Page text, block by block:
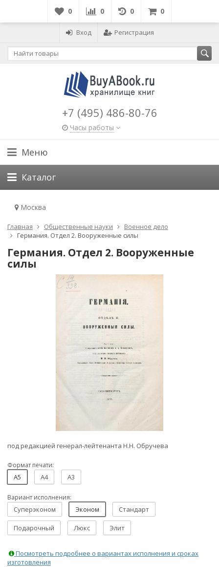
0 0 0 0
Вход Регистрация
+7 (495) 486-80-76
Часы работы
Меню
Каталог
Москва
Главная Общественные науки
Военное дело
Германия. Отдел 2. Вооруженные силы
Германия. Отдел 2. Вооруженные
силы
под редакцией генерал-лейтенанта Н.Н. Обручева
Формат печати:
A5 A4 A3
Вариант исполнения:
Суперэконом Эконом Стандарт
Подарочный Люкс Элит
Посмотреть подробнее о вариантах исполнения и сроках
изготовления